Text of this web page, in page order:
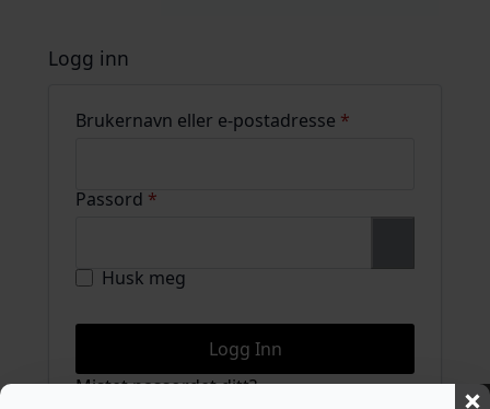
Logg inn
Brukernavn eller e-postadresse *
Passord *
Husk meg
Logg Inn
Mistet passordet ditt?